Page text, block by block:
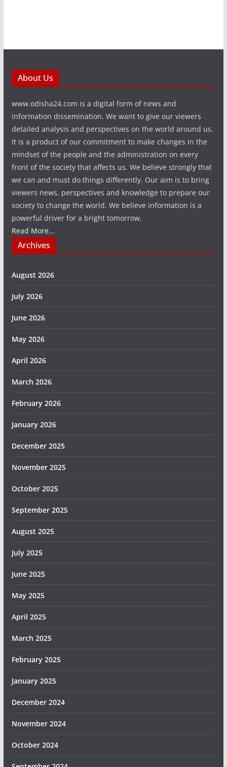
About Us
www.odisha24.com is a digital form of news and
information dissemination. We want to give our viewers
detailed analysis and perspectives on the world around us.
It is a product of our commitment to make changes in the
mindset of the people and the administration on every
front of the society that affects us. We believe strongly that
we can and must do things differently. Our aim is to bring
viewers news, perspectives and knowledge to prepare our
society to change the world. We believe information is a
powerful driver for a bright tomorrow.
Read More...
Archives
August 2026
July 2026
June 2026
May 2026
April 2026
March 2026
February 2026
January 2026
December 2025
November 2025
October 2025
September 2025
August 2025
July 2025
June 2025
May 2025
April 2025
March 2025
February 2025
January 2025
December 2024
November 2024
October 2024